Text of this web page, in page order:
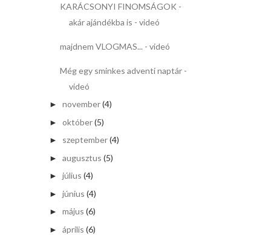
KARÁCSONYI FINOMSÁGOK -
akár ajándékba is - videó
majdnem VLOGMAS... - videó
Még egy sminkes adventi naptár -
videó
► november(4)
► október(5)
► szeptember(4)
► augusztus (5)
► július (4)
► június (4)
► május (6)
► április (6)